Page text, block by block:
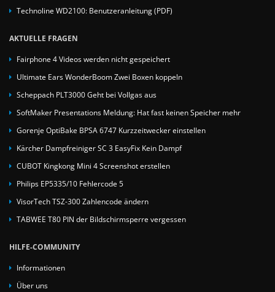
Technoline WD2100: Benutzeranleitung (PDF)
AKTUELLE FRAGEN
Fairphone 4 Videos werden nicht gespeichert
Ultimate Ears WonderBoom Zwei Boxen koppeln
Scheppach PLT3000 Geht bei Vollgas aus
SoftMaker Presentations Meldung: Hat fast keinen Speicher mehr
Gorenje OptiBake BPSA 6747 Kurzzeitwecker einstellen
Kärcher Dampfreiniger SC 3 EasyFix Kein Dampf
CUBOT Kingkong Mini 4 Screenshot erstellen
Philips EP5335/10 Fehlercode 5
VisorTech TSZ-300 Zahlencode ändern
TABWEE T80 PIN der Bildschirmsperre vergessen
HILFE-COMMUNITY
Informationen
Über uns